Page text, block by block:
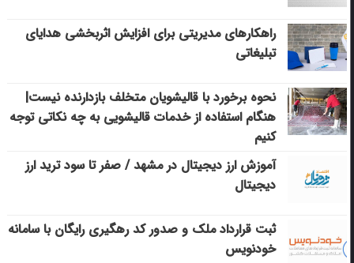
راهکارهای مدیریتی برای افزایش اثربخشی هدایای
تبلیغاتی
نحوه برخورد با قالیشویان متخلف بازدارنده نیست|
هنگام استفاده از خدمات قالیشویی به چه نکاتی توجه
کنیم
آموزش ارز دیجیتال در مشهد / صفر تا سود ترید ارز
دیجیتال
ثبت قرارداد ملک و صدور کد رهگیری رایگان با سامانه
خودنویس